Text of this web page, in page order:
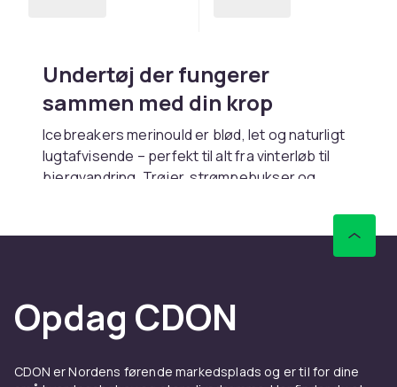
Undertøj der fungerer
sammen med din krop
Icebreakers merinould er blød, let og naturligt
lugtafvisende – perfekt til alt fra vinterløb til
bjergvandring. Trøjer, strømpebukser og
aktivitet. De følger hver eneste bevægelse
Undertøj til træning og
hverdag
Icebreaker er designet til at passe behageligt,
Opdag CDON
CDON er Nordens førende markedsplads og er til for dine